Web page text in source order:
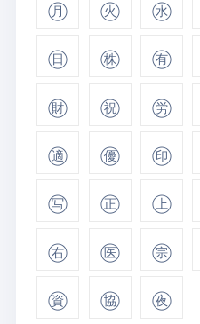
㊊ ㊋ ㊌
㊐
㊑ ㊒
㊖
㊗ ㊘
㊜
㊝ ㊞
㊢
㊣ ㊤
㊨
㊩ ㊪
㊮
㊯ ㊰